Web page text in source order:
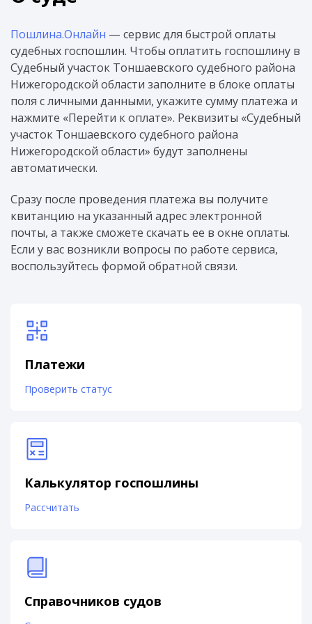
Пошлина.Онлайн — сервис для быстрой оплаты
судебных госпошлин. Чтобы оплатить госпошлину в
Судебный участок Тоншаевского судебного района
Нижегородской области заполните в блоке оплаты
поля с личными данными, укажите сумму платежа и
нажмите «Перейти к оплате». Реквизиты «Судебный
участок Тоншаевского судебного района
Нижегородской области» будут заполнены
автоматически.
Сразу после проведения платежа вы получите
квитанцию на указанный адрес электронной
почты, а также сможете скачать ее в окне оплаты.
Если у вас возникли вопросы по работе сервиса,
воспользуйтесь формой обратной связи.
Платежи
Проверить статус
Калькулятор госпошлины
Рассчитать
Справочников судов